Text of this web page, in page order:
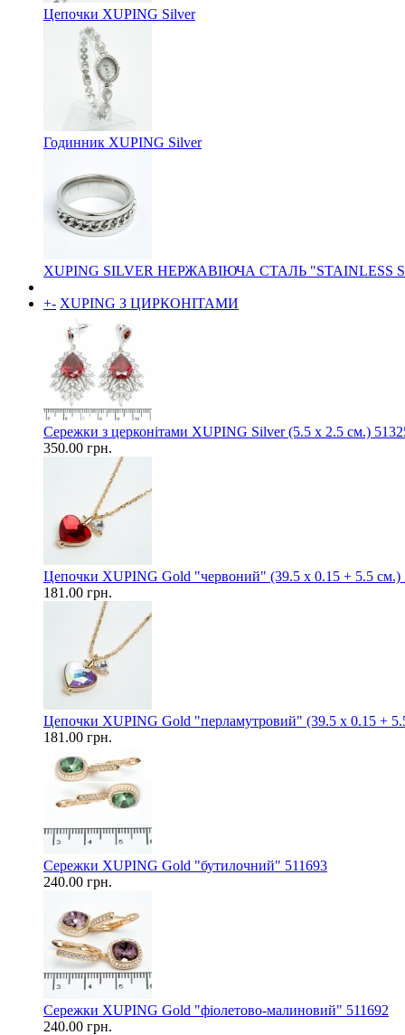
Цепочки XUPING Silver
Годинник XUPING Silver
XUPING SILVER НЕРЖАВІЮЧА СТАЛЬ "STAINLESS
+- XUPING З ЦИРКОНІТАМИ
Сережки з церконітами XUPING Silver (5.5 х 2.5 см.)
350.00 грн.
Цепочки XUPING Gold "червоний" (39.5 х 0.15 + 5.5 см.)
181.00 грн.
Цепочки XUPING Gold "перламутровий" (39.5 х 0.15 +
181.00 грн.
Сережки XUPING Gold "бутилочний" 511693
240.00 грн.
Сережки XUPING Gold "фіолетово-малиновий" 511692
240.00 грн.